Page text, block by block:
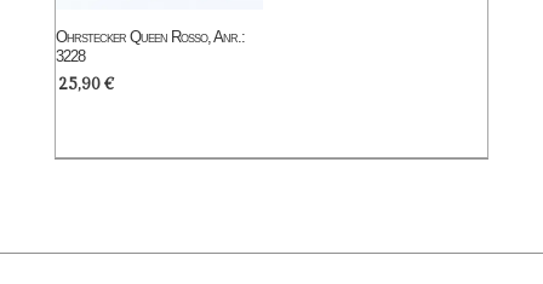
Ohrstecker Queen Rosso, Anr.:
3228
25,90€